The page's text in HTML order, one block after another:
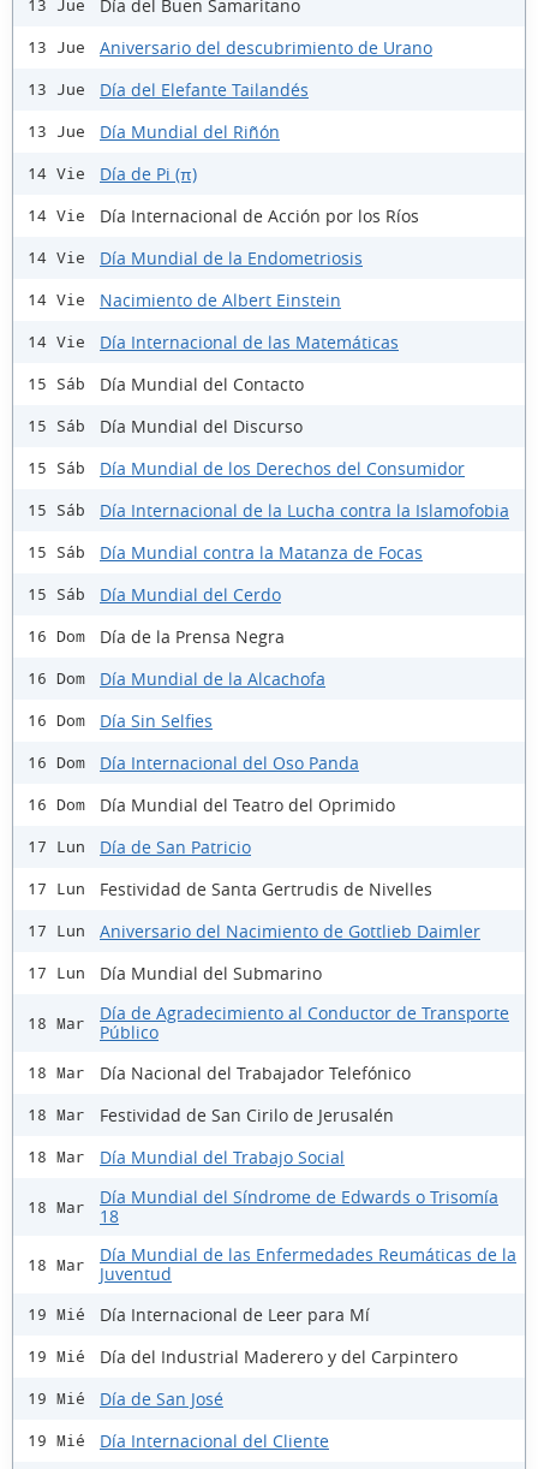
13 Jue Día del Buen Samaritano
13 Jue Aniversario del descubrimiento de Urano
13 Jue Día del Elefante Tailandés
13 Jue Día Mundial del Riñón
14 Vie Día de Pi (π)
14 Vie Día Internacional de Acción por los Ríos
14 Vie Día Mundial de la Endometriosis
14 Vie Nacimiento de Albert Einstein
14 Vie Día Internacional de las Matemáticas
15 Sáb Día Mundial del Contacto
15 Sáb Día Mundial del Discurso
15 Sáb Día Mundial de los Derechos del Consumidor
15 Sáb Día Internacional de la Lucha contra la Islamofobia
15 Sáb Día Mundial contra la Matanza de Focas
15 Sáb Día Mundial del Cerdo
16 Dom Día de la Prensa Negra
16 Dom Día Mundial de la Alcachofa
16 Dom Día Sin Selfies
16 Dom Día Internacional del Oso Panda
16 Dom Día Mundial del Teatro del Oprimido
17 Lun Día de San Patricio
17 Lun Festividad de Santa Gertrudis de Nivelles
17 Lun Aniversario del Nacimiento de Gottlieb Daimler
17 Lun Día Mundial del Submarino
18 Mar
Día de Agradecimiento al Conductor de Transporte
Público
18 Mar Día Nacional del Trabajador Telefónico
18 Mar Festividad de San Cirilo de Jerusalén
18 Mar Día Mundial del Trabajo Social
18 Mar
Día Mundial del Síndrome de Edwards o Trisomía
18
18 Mar
Día Mundial de las Enfermedades Reumáticas de la
Juventud
19 Mié Día Internacional de Leer para Mí
19 Mié Día del Industrial Maderero y del Carpintero
19 Mié Día de San José
19 Mié Día Internacional del Cliente